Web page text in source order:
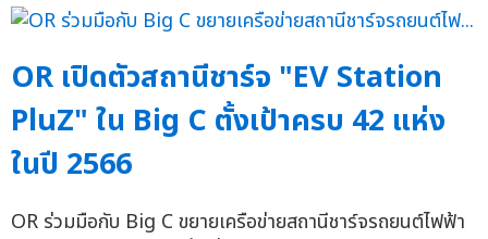
OR เปิดตัวสถานีชาร์จ "EV Station
PluZ" ใน Big C ตั้งเป้าครบ 42 แห่ง
ในปี 2566
OR ร่วมมือกับ Big C ขยายเครือข่ายสถานีชาร์จรถยนต์ไฟฟ้า